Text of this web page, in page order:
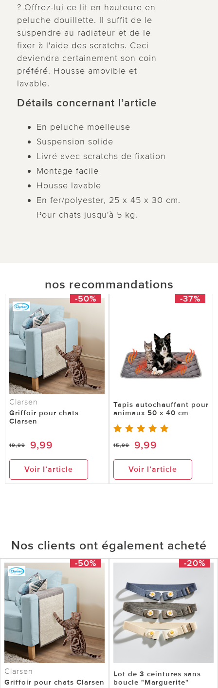
? Offrez-lui ce lit en hauteure en
peluche douillette. Il suffit de le
suspendre au radiateur et de le
fixer à l'aide des scratchs. Ceci
deviendra certainement son coin
préféré. Housse amovible et
lavable.
Détails concernant l’article
En peluche moelleuse
Suspension solide
Livré avec scratchs de fixation
Montage facile
Housse lavable
En fer/polyester, 25 x 45 x 30 cm.
Pour chats jusqu'à 5 kg.
nos recommandations
-50%
Clarsen
Griffoir pour chats
Clarsen
19,99 9,99
Voir l’article
-37%
Tapis autochauffant pour
animaux 50 x 40 cm
15,99 9,99
Voir l’article
Nos clients ont également acheté
-50%
Clarsen
Griffoir pour chats Clarsen
-20%
Lot de 3 ceintures sans
boucle "Marguerite"